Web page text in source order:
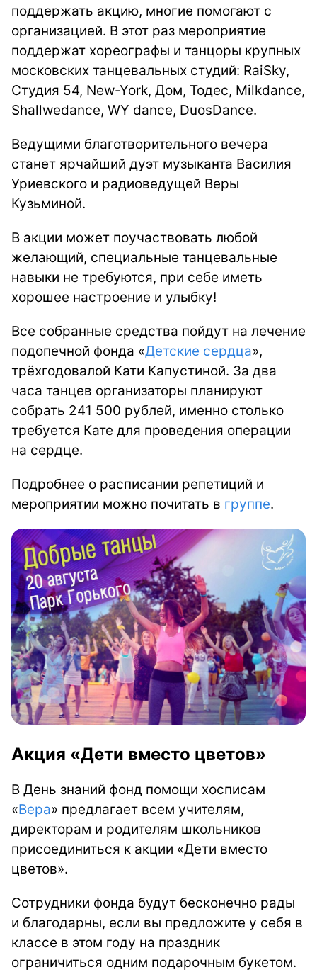
поддержать акцию, многие помогают с
организацией. В этот раз мероприятие
поддержат хореографы и танцоры крупных
московских танцевальных студий: RaiSky,
Студия 54, New-York, Дом, Тодес, Milkdance,
Shallwedance, WY dance, DuosDance.
Ведущими благотворительного вечера
станет ярчайший дуэт музыканта Василия
Уриевского и радиоведущей Веры
Кузьминой.
В акции может поучаствовать любой
желающий, специальные танцевальные
навыки не требуются, при себе иметь
хорошее настроение и улыбку!
Все собранные средства пойдут на лечение
подопечной фонда «Детские сердца»,
трёхгодовалой Кати Капустиной. За два
часа танцев организаторы планируют
собрать 241 500 рублей, именно столько
требуется Кате для проведения операции
на сердце.
Подробнее о расписании репетиций и
мероприятии можно почитать в группе.
Акция «Дети вместо цветов»
В День знаний фонд помощи хосписам
«Вера» предлагает всем учителям,
директорам и родителям школьников
присоединиться к акции «Дети вместо
цветов».
Сотрудники фонда будут бесконечно рады
и благодарны, если вы предложите у себя в
классе в этом году на праздник
ограничиться одним подарочным букетом.